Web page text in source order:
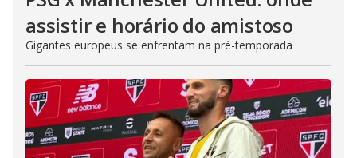
assistir e horário do amistoso
Gigantes europeus se enfrentam na pré-temporada